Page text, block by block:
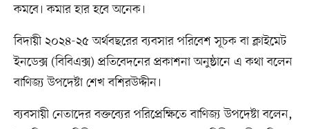
কমবে। কমার হার হবে অনেক।
বিদায়ী ২০২৪-২৫ অর্থবছরের ব্যবসার পরিবেশ সূচক বা ক্লাইমেট
ইনডেক্স (বিবিএক্স) প্রতিবেদনের প্রকাশনা অনুষ্ঠানে এ কথা বলেন
বাণিজ্য উপদেষ্টা শেখ বশিরউদ্দীন।
ব্যবসায়ী নেতাদের বক্তব্যের পরিপ্রেক্ষিতে বাণিজ্য উপদেষ্টা বলেন,